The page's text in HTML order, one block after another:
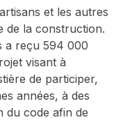
et les autres
de la construction.
a reçu 594 000
visant à
de participer,
années, à des
du code afin de